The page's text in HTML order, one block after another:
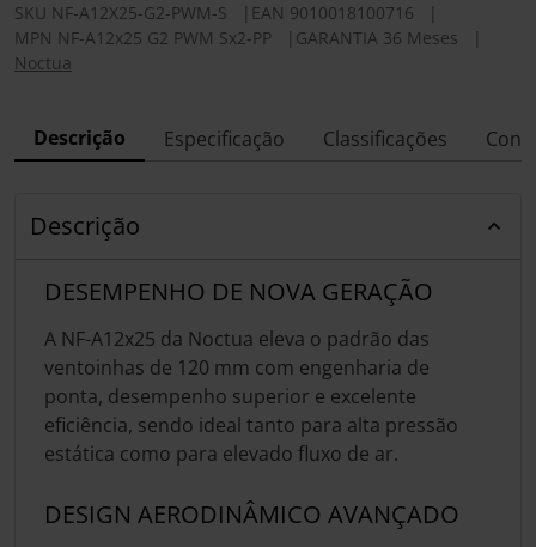
SKU NF-A12X25-G2-PWM-S EAN 9010018100716
MPN NF-A12x25 G2 PWM Sx2-PP GARANTIA 36 Meses
Noctua
Descrição Especificação Classificações
Descrição
DESEMPENHO DE NOVA GERAÇÃO
A NF-A12x25 da Noctua eleva o padrão das
ventoinhas de 120 mm com engenharia de
ponta, desempenho superior e excelente
eficiência, sendo ideal tanto para alta pressão
estática como para elevado fluxo de ar.
DESIGN AERODINÂMICO AVANÇADO